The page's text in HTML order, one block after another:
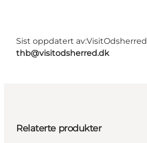
Sist oppdatert av:VisitOdsherred
thb@visitodsherred.dk
Relaterte produkter